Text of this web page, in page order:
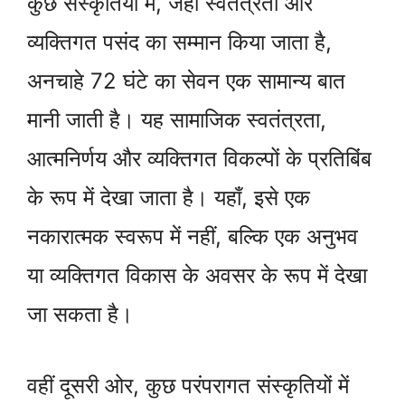
व्यक्तिगत पसंद का सम्मान किया जाता है,
अनचाहे 72 घंटे का सेवन एक सामान्य बात
मानी जाती है। यह सामाजिक स्वतंत्रता,
आत्मनिर्णय और व्यक्तिगत विकल्पों के प्रतिबिंब
के रूप में देखा जाता है। यहाँ, इसे एक
नकारात्मक स्वरूप में नहीं, बल्कि एक अनुभव
या व्यक्तिगत विकास के अवसर के रूप में देखा
जा सकता है।
वहीं दूसरी ओर, कुछ परंपरागत संस्कृतियों में